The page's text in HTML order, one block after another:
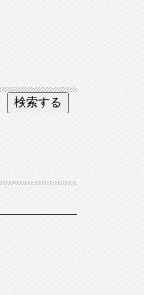
検索する